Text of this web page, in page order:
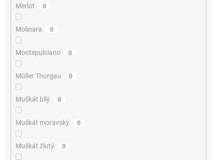
Merlot 0
Molinara 0
Montepulciano 0
Müller Thurgau 0
Muškát bílý 0
Muškát moravský 0
Muškát žlutý 0